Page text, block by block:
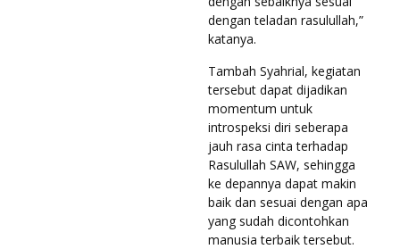
dengan teladan rasulullah,”
katanya.
Tambah Syahrial, kegiatan
tersebut dapat dijadikan
momentum untuk
introspeksi diri seberapa
jauh rasa cinta terhadap
Rasulullah SAW, sehingga
ke depannya dapat makin
baik dan sesuai dengan apa
yang sudah dicontohkan
manusia terbaik tersebut.